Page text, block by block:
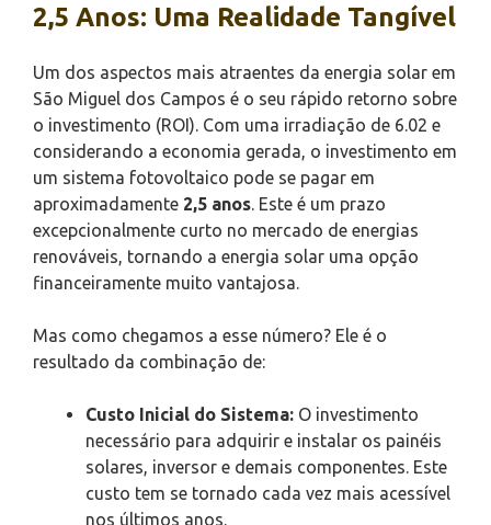
2,5 Anos: Uma Realidade Tangível
Um dos aspectos mais atraentes da energia solar em
São Miguel dos Campos é o seu rápido retorno sobre
o investimento (ROI). Com uma irradiação de 6.02 e
considerando a economia gerada, o investimento em
um sistema fotovoltaico pode se pagar em
aproximadamente 2,5 anos . Este é um prazo
excepcionalmente curto no mercado de energias
renováveis, tornando a energia solar uma opção
financeiramente muito vantajosa.
Mas como chegamos a esse número? Ele é o
resultado da combinação de:
Custo Inicial do Sistema: O investimento
necessário para adquirir e instalar os painéis
solares, inversor e demais componentes. Este
custo tem se tornado cada vez mais acessível
nos últimos anos.